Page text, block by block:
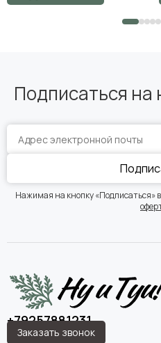
Подписаться на
Нажимая на кнопку «Подписаться»
+79257881231
Заказать звонок